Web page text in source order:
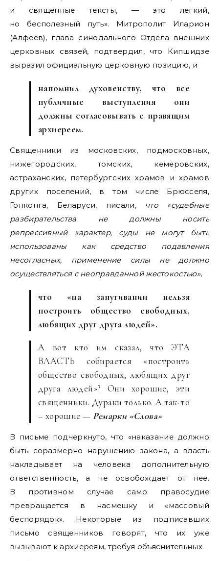
и священные тексты, — это легкий,
но бесполезный путь». Митрополит Иларион
(Алфеев), глава синодального Отдела внешних
церковных связей, подтвердил, что Кипшидзе
выразил официальную церковную позицию, и
напомнил духовенству, что все
публичные выступления они
должны согласовывать с правящим
архиереем.
Священники из московских, подмосковных,
нижегородских, томских, кемеровских,
астраханских, петербургских храмов и храмов
других поселений, в том числе Брюсселя,
Гонконга, Беларуси, писали, что «судебные
разбирательства не должны носить
репрессивный характер, суды не могут быть
использованы как средство подавления
несогласных, применение силы не должно
осуществляться с неоправданной жестокостью»,
что «на запугивании нельзя
построить общество свободных,
любящих друг друга людей».
А вот кто им сказал, что ЭТА
ВЛАСТЬ собирается «построить
общество свободных, любящих друг
друга людей»? Они хорошие, эти
священники. Дураки только. А так-то
– хорошие — Ремарки «Слова»
В письме подчеркнуто, что «наказание должно
быть соразмерно нарушению закона, а власть
накладывает на человека дополнительную
ответственность, а не освобождает от нее.
В противном случае само правосудие
превращается в насмешку и «массовый
беспорядок». Некоторые из подписавших
письмо священников говорят, что их уже
вызывают к архиереям, требуя объяснительных.